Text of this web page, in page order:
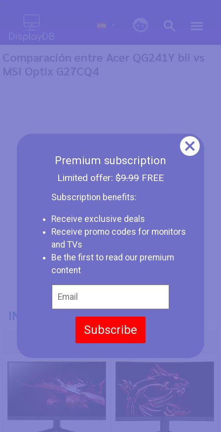
Premium subscription
Limited offer: $9.99FREE
Subscription benefits:
Receive exclusive deals
Receive promo codes for monitors
and TVs
Be the first to read our premium
content
Subscribe
Comparación entre Acer QG241Y bii vs
MSI Optix G27CQ4
INFORMACIÓN GENERAL
Modelo